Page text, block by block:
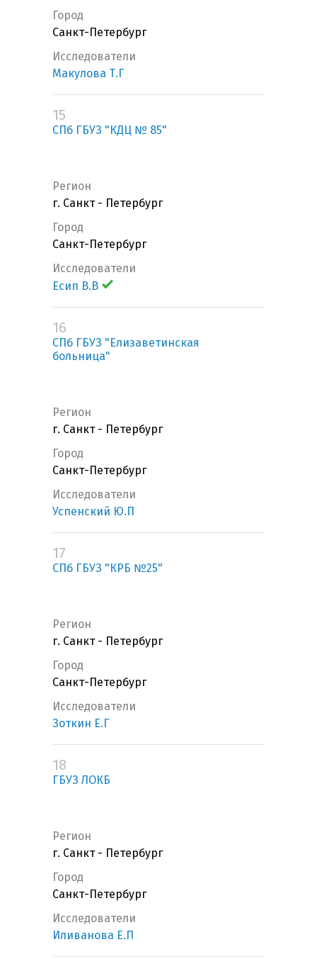
Город
Санкт-Петербург
Исследователи
Макулова Т.Г
15
СПб ГБУЗ "КДЦ № 85"
Регион
г. Санкт - Петербург
Город
Санкт-Петербург
Исследователи
Есип В.В
16
СПб ГБУЗ "Елизаветинская
больница"
Регион
г. Санкт - Петербург
Город
Санкт-Петербург
Исследователи
Успенский Ю.П
17
СПб ГБУЗ "КРБ №25"
Регион
г. Санкт - Петербург
Город
Санкт-Петербург
Исследователи
Зоткин Е.Г
18
ГБУЗ ЛОКБ
Регион
г. Санкт - Петербург
Город
Санкт-Петербург
Исследователи
Иливанова Е.П